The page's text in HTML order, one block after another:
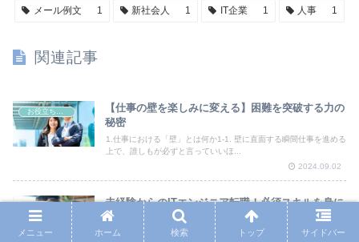
メール例文 1 新社会人 1 IT企業 1 人事 1
関連記事
【仕事の壁を楽しみに変える】困難を突破する力の
秘密
1.仕事における「壁」とは何か1-1. 壁に直面する瞬間仕事を進める
上で、誰しもが必ずと言っていいほ...
2024.09.02
未経験からのITエンジニア転職！必須スキルを身に
つける方法
未経験者からのITエンジニア転職に挑戦するためのスキルとアプロ
メニュー ホーム 検索 トップ サイドバー